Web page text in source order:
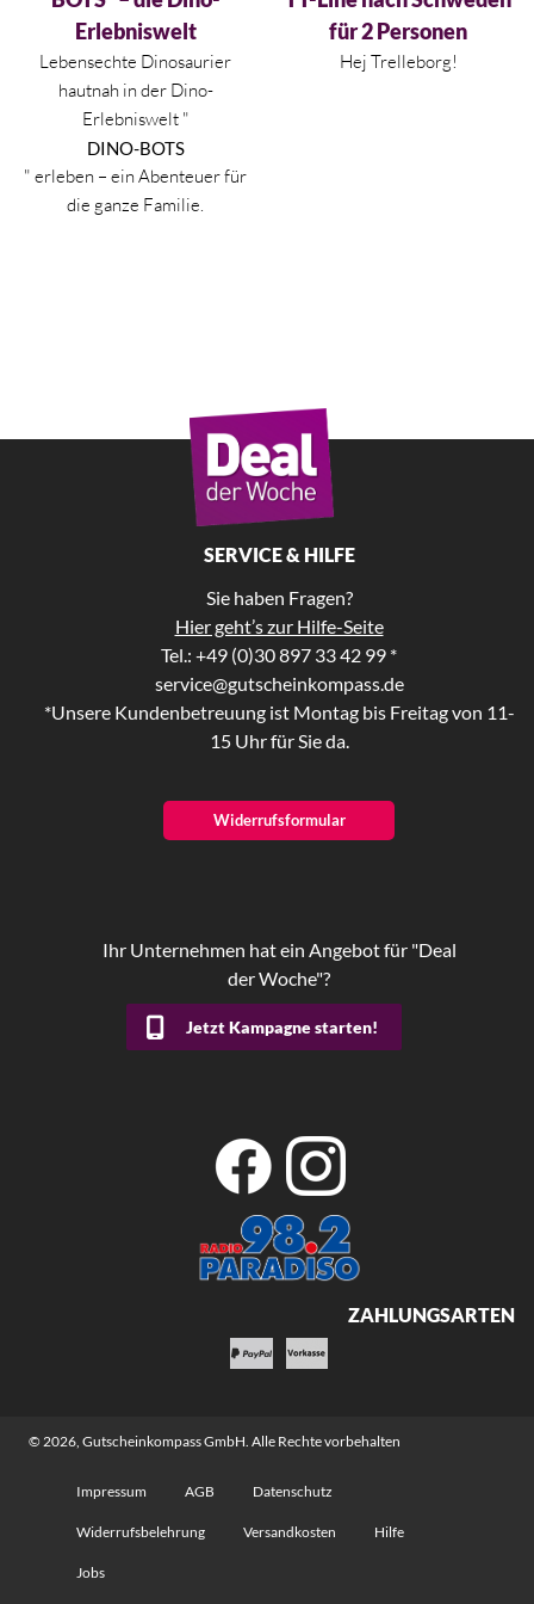
Erlebniswelt
Lebensechte Dinosaurier
hautnah in der Dino-
Erlebniswelt "
DINO-BOTS
" erleben – ein Abenteuer für
die ganze Familie.
für 2 Personen
Hej Trelleborg!
SERVICE & HILFE
Sie haben Fragen?
Hier geht’s zur Hilfe-Seite
Tel.: +49 (0)30 897 33 42 99 *
service@gutscheinkompass.de
*Unsere Kundenbetreuung ist Montag bis Freitag von 11-
15 Uhr für Sie da.
Widerrufsformular
Ihr Unternehmen hat ein Angebot für "Deal
der Woche"?
Jetzt Kampagne starten!
ZAHLUNGSARTEN
© 2026, Gutscheinkompass GmbH . Alle Rechte vorbehalten
Impressum AGB Datenschutz
Widerrufsbelehrung Versandkosten Hilfe
Jobs